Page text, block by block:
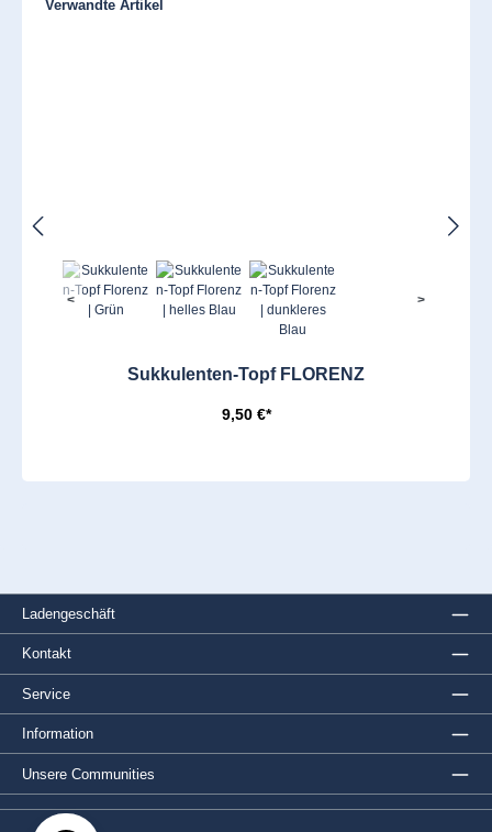
Produktgalerie überspringen
Verwandte Artikel
< >
Sukkulenten-Topf FLORENZ
9,50 €*
Ladengeschäft
Service
Information
Kontakt
Unsere Communities